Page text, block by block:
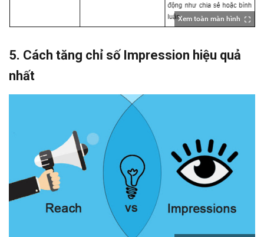
Xem toàn màn hình
5. Cách tăng chỉ số Impression hiệu quả
nhất